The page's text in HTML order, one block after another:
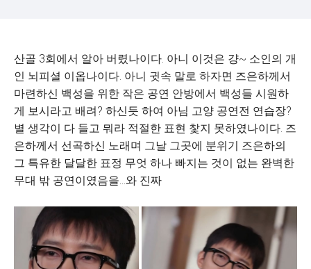
산골 3회에서 알아 버렸나이다. 아니 이것은 걍~ 소인의 개
인 뇌피셜 이옵나이다. 아니 귓속 말로 하자면 즈은하께서
마련하신 백성을 위한 작은 공연 안방에서 백성들 시원하
게 보시라고 배려? 하신듯 하여 아님 고양 공연전 연습장?
별 생각이 다 들고 뭐라 적절한 표현 찿지 못하였나이다. 즈
은하께서 선곡하신 노래며 그날 그곳에 분위기 즈은하의
그 특유한 달달한 표정 무엇 하나 빠지는 것이 없는 완벽한
무대 밖 공연이였음을...와 진짜